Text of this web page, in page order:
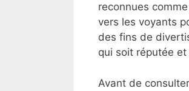
reconnues
vers les voyants
des fins de
qui soit réputée
Avant de